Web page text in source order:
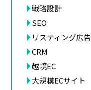
戦略設計
SEO
リスティング広告
CRM
越境EC
大規模ECサイト